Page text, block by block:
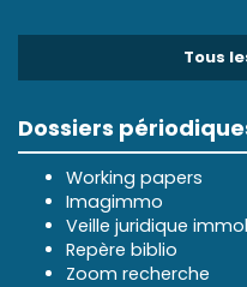
Tous
Dossiers
Working papers
Imagimmo
Veille juridique
Repère biblio
Zoom recherche